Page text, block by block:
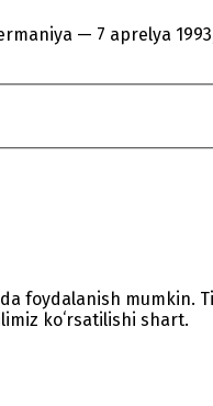
— 7 aprelya
foydalanish mumkin.
koʻrsatilishi shart.